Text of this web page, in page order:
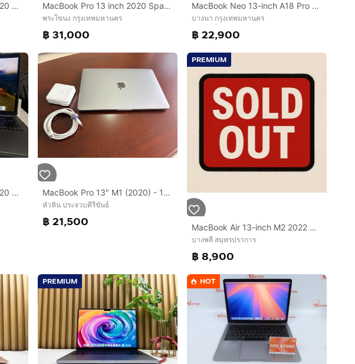
MacBook Air 13-inch M1 2020 Ram8GB SSD256GB SpaceGray MacBook Pro 13 inch 2020 Space Gray Apple M1 8-Core RAM 8GB SSD 512GB Full Box
พระโขนง กรุงเทพมหานคร
฿ 31,000
MacBook Neo 13-inch A18 Pro Ram8GB SSD512 Citrus รหัสสินค้า M003
บางนา กรุงเทพมหานคร
฿ 22,900
มีใครสนใจ Macbook Pro 2020 ทักได้นะคะ MacBook Pro 13-inch (2020) MacBook Pro 13" M1 (2020) - 16GB - 512GB – Excellent Condition – Cash Only
หัวหิน ประจวบคีรีขันธ์
฿ 21,500
PREMIUM
MacBook Air 13-inch M2 2022 Ram16GB SSD256GB Midnight Apple Care 1 September 2026
บางพลี สมุทรปราการ
฿ 8,900
PREMIUM HOT